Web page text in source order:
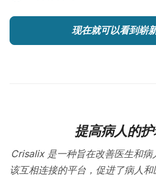
现在就可以看到崭
提高病人的
Crisalix 是一种旨在改善医生和病
该互相连接的平台，促进了病人和